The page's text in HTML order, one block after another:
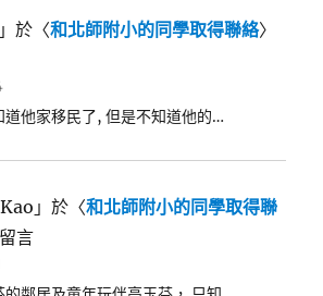
」於〈和北師附小的同學取得聯絡〉
道他家移民了, 但是不知道他的…
」於〈和北師附小的同學取得聯
言